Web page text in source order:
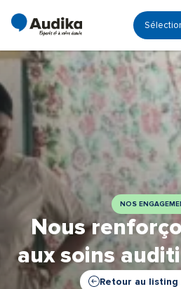
Ouvrir
NOS
Nous
aux soins
Retour au listing